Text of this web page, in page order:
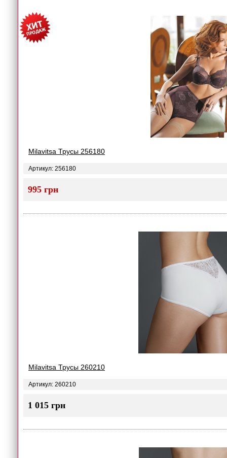
Milavitsa Трусы 256180
Артикул: 256180
995 грн
Milavitsa Трусы 260210
Артикул: 260210
1 015 грн